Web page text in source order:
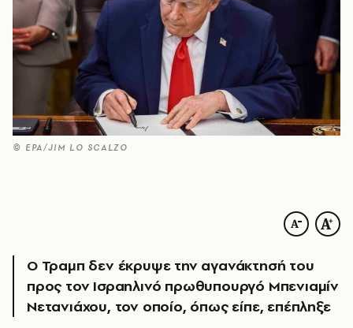
© ΕΡΑ/JIM LO SCALZO
Ο Τραμπ δεν έκρυψε την αγανάκτησή του
προς τον Ισραηλινό πρωθυπουργό Μπενιαμίν
Νετανιάχου, τον οποίο, όπως είπε, επέπληξε